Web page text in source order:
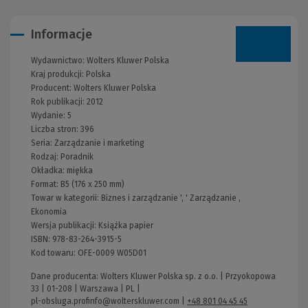
Informacje
Wydawnictwo: Wolters Kluwer Polska
Kraj produkcji: Polska
Producent: Wolters Kluwer Polska
Rok publikacji: 2012
Wydanie: 5
Liczba stron: 396
Seria: Zarządzanie i marketing
Rodzaj: Poradnik
Okładka: miękka
Format: B5 (176 x 250 mm)
Towar w kategorii: Biznes i zarządzanie ', ' Zarządzanie ,
Ekonomia
Wersja publikacji: Książka papier
ISBN: 978-83-264-3915-5
Kod towaru: OFE-0009 W05D01
Dane producenta: Wolters Kluwer Polska sp. z o.o. | Przyokopowa
33 | 01-208 | Warszawa | PL |
pl-obsluga.profinfo@wolterskluwer.com
+48 801 04 45 45